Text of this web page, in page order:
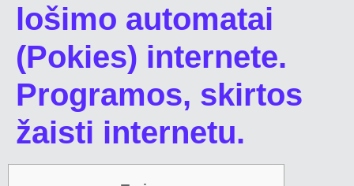
lošimo automatai
(Pokies) internete.
Programos, skirtos
žaisti internetu.